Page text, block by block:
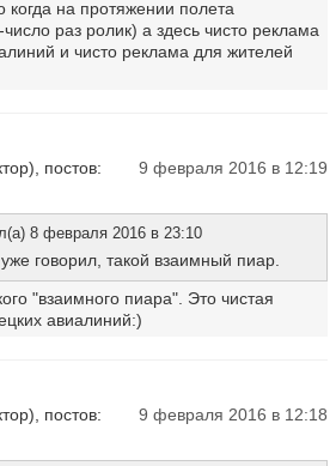
когда на протяжении полета
раз ролик) а здесь чисто реклама
и чисто реклама для жителей
постов:
9 февраля 2016 в 12:19
8 февраля 2016 в 23:10
уже говорил, такой взаимный пиар.
"взаимного пиара". Это чистая
авиалиний:)
постов:
9 февраля 2016 в 12:18